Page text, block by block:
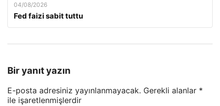
04/08/2026
Fed faizi sabit tuttu
Bir yanıt yazın
E-posta adresiniz yayınlanmayacak. Gerekli alanlar *
ile işaretlenmişlerdir